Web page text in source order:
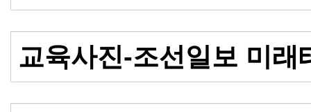
교육사진-조선일보 미